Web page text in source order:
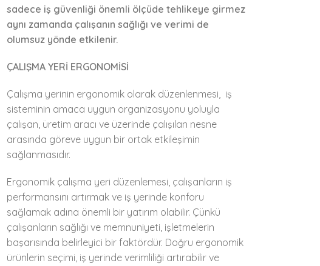
sadece iş güvenliği önemli ölçüde tehlikeye girmez
aynı zamanda çalışanın sağlığı ve verimi de
olumsuz yönde etkilenir.
ÇALIŞMA YERİ ERGONOMİSİ
Çalışma yerinin ergonomik olarak düzenlenmesi, iş
sisteminin amaca uygun organizasyonu yoluyla
çalışan, üretim aracı ve üzerinde çalışılan nesne
arasında göreve uygun bir ortak etkileşimin
sağlanmasıdır.
Ergonomik çalışma yeri düzenlemesi, çalışanların iş
performansını artırmak ve iş yerinde konforu
sağlamak adına önemli bir yatırım olabilir. Çünkü
çalışanların sağlığı ve memnuniyeti, işletmelerin
başarısında belirleyici bir faktördür. Doğru ergonomik
ürünlerin seçimi, iş yerinde verimliliği artırabilir ve